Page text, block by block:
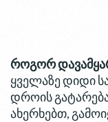
როგორ
ყველაზე დიდი
დროის
ახერხებთ,